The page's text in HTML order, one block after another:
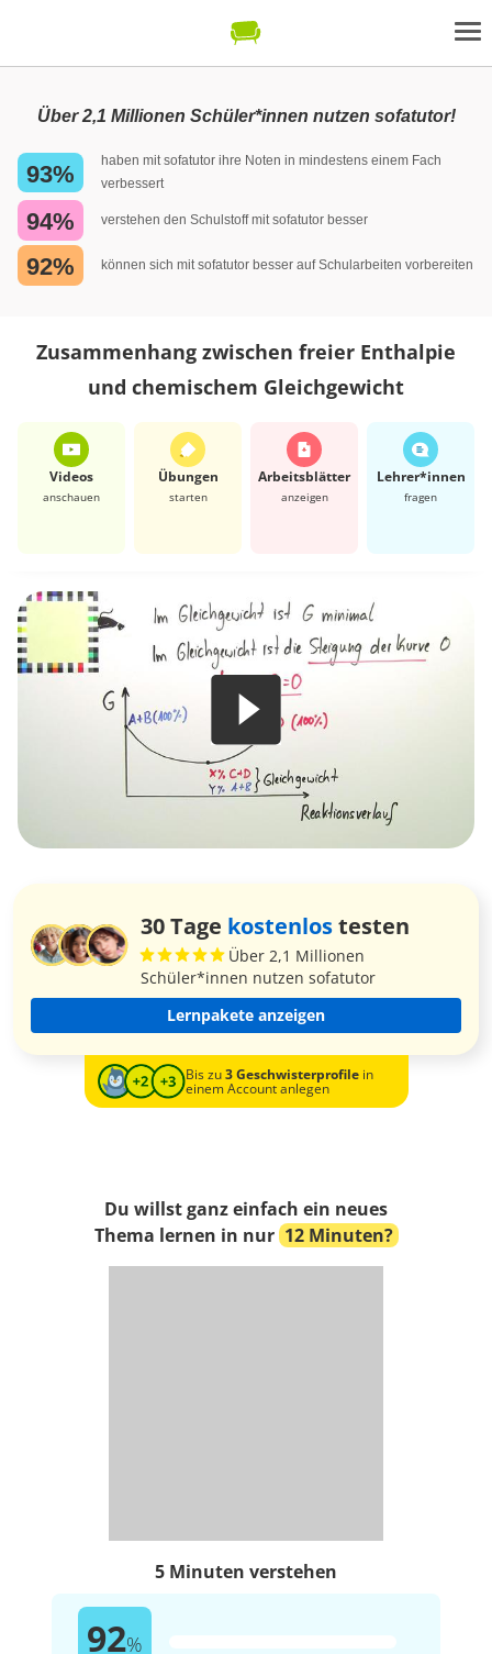
Über 2,1 Millionen Schüler*innen nutzen sofatutor!
93%
haben mit sofatutor ihre Noten in mindestens einem Fach
verbessert
94% verstehen den Schulstoff mit sofatutor besser
92% können sich mit sofatutor besser auf Schularbeiten vorbereiten
Zusammenhang zwischen freier Enthalpie
und chemischem Gleichgewicht
Videos
anschauen
Übungen
starten
Arbeits­blätter
anzeigen
Lehrer*​innen
fragen
30 Tage kostenlostesten
Über 2,1 Millionen
Schüler*innen nutzen sofatutor
Lernpakete anzeigen
Bis zu3 Geschwisterprofilein
einem Account anlegen
Du willst ganz einfach ein neues
Thema lernen in nur 12 Minuten?
5 Minuten verstehen
92%